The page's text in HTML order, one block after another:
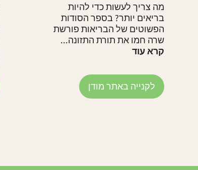
מה צריך לעשות כדי להיות
בריאים יותר? בספר הסודות
הפשוטים של הבריאות פורשת
שרה חמו את תורת התזונה...
קרא עוד
לקנייה באתר מודן